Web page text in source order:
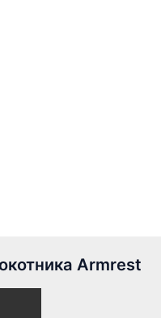
Armrest